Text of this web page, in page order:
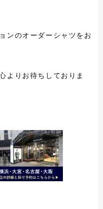
ンのオーダーシャツをお
よりお待ちしておりま